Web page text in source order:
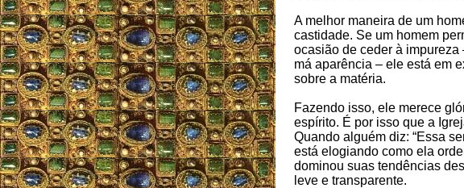
A melhor maneira de um
castidade. Se um homem
ocasião de ceder à
má aparência – ele está em
sobre a matéria.
Fazendo isso, ele merece
espírito. É por isso que a
Quando alguém diz: “Essa
está elogiando como ela
dominou suas tendências
leve e transparente.